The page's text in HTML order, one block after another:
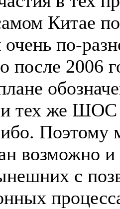
Китае
очень по-
после 2006
тех же
Поэтому
возможно и
с